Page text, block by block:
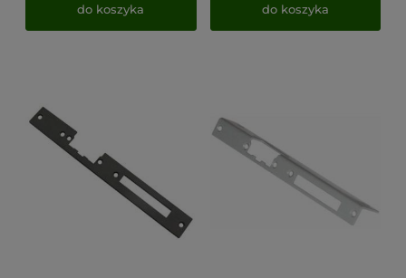
do koszyka do koszyka